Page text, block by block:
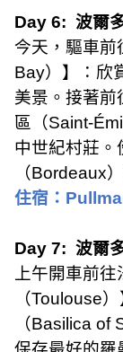
Day 6: 波爾
今天，驅車前
Bay）】：欣
美景。接著前
區（Saint-
中世紀村莊。
（Bordeaux
住宿：
Day 7: 波爾
上午開車前
（Toulouse
（Basilica of